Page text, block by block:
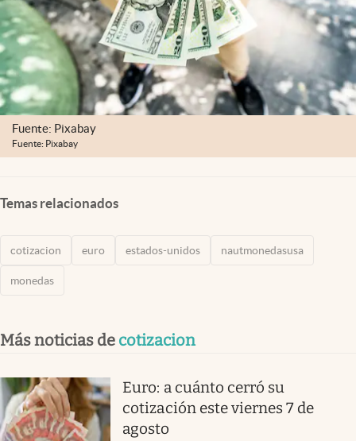
Fuente: Pixabay
Fuente: Pixabay
Temas relacionados
cotizacion euro estados-unidos nautmonedasusa
monedas
Más noticias de cotizacion
Euro: a cuánto cerró su
cotización este viernes 7 de
agosto